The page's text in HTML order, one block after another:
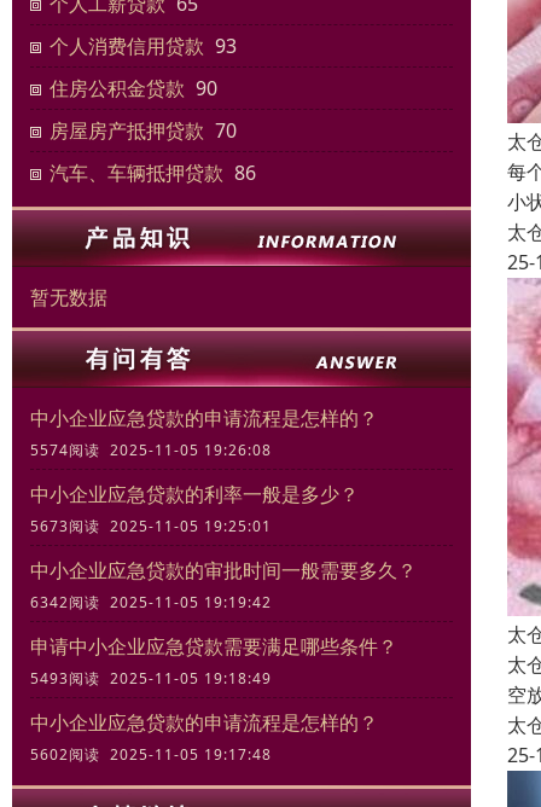
个人消费信用贷款 93
住房公积金贷款 90
房屋房产抵押贷款 70
汽车、车辆抵押贷款 86
暂无数据
中小企业应急贷款的申请流程是怎样的？
5574阅读 2025-11-05 19:26:08
中小企业应急贷款的利率一般是多少？
5673阅读 2025-11-05 19:25:01
中小企业应急贷款的审批时间一般需要多久？
6342阅读 2025-11-05 19:19:42
申请中小企业应急贷款需要满足哪些条件？
5493阅读 2025-11-05 19:18:49
中小企业应急贷款的申请流程是怎样的？
5602阅读 2025-11-05 19:17:48
太
每
小
太
25-
太
太
空
太
25-